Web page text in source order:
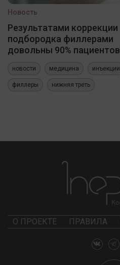
Новость
Результатами коррекции
подбородка филлерами
довольны 90% пациентов
новости медицина инъекции
филлеры нижняя треть
О ПРОЕКТЕ ПРАВИЛА